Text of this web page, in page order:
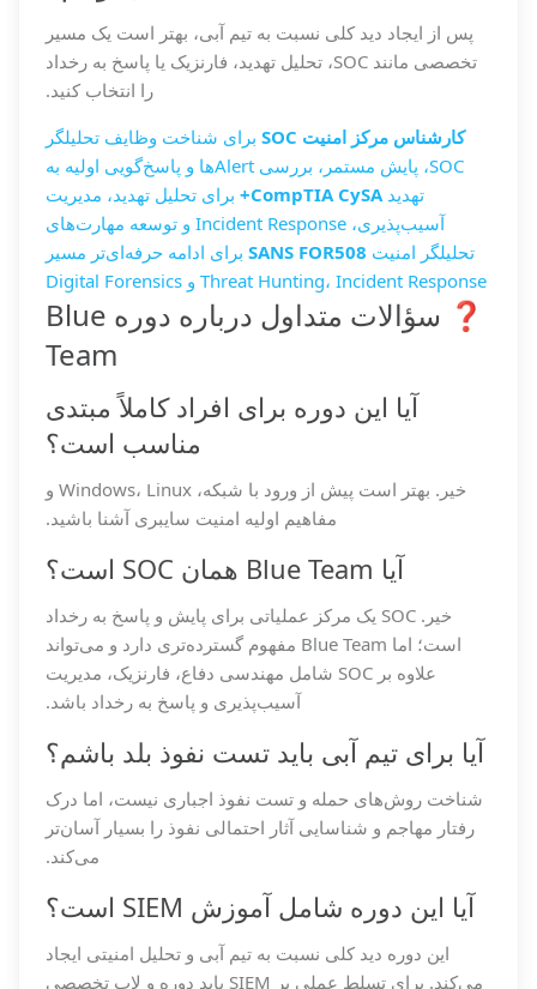
پس از ایجاد دید کلی نسبت به تیم آبی، بهتر است یک مسیر
تخصصی مانند SOC، تحلیل تهدید، فارنزیک یا پاسخ به رخداد
را انتخاب کنید.
کارشناس مرکز امنیت SOC
برای شناخت وظایف تحلیلگر
SOC، پایش مستمر، بررسی Alertها و پاسخ‌گویی اولیه به
تهدیدCompTIA CySA+
برای تحلیل تهدید، مدیریت
آسیب‌پذیری، Incident Response و توسعه مهارت‌های
تحلیلگر امنیت SANS FOR508 برای ادامه حرفه‌ای‌تر مسیر
Threat Hunting، Incident Response و Digital Forensics
❓ سؤالات متداول درباره دوره Blue
Team
آیا این دوره برای افراد کاملاً مبتدی
مناسب است؟
خیر. بهتر است پیش از ورود با شبکه، Windows، Linux و
مفاهیم اولیه امنیت سایبری آشنا باشید.
آیا Blue Team همان SOC است؟
خیر. SOC یک مرکز عملیاتی برای پایش و پاسخ به رخداد
است؛ اما Blue Team مفهوم گسترده‌تری دارد و می‌تواند
علاوه بر SOC شامل مهندسی دفاع، فارنزیک، مدیریت
آسیب‌پذیری و پاسخ به رخداد باشد.
آیا برای تیم آبی باید تست نفوذ بلد باشم؟
شناخت روش‌های حمله و تست نفوذ اجباری نیست، اما درک
رفتار مهاجم و شناسایی آثار احتمالی نفوذ را بسیار آسان‌تر
می‌کند.
آیا این دوره شامل آموزش SIEM است؟
این دوره دید کلی نسبت به تیم آبی و تحلیل امنیتی ایجاد
می‌کند. برای تسلط عملی بر SIEM باید دوره و لاب تخصصی